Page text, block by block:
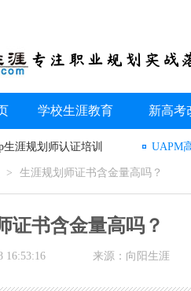
学校生涯教育 新高考
生涯规划师认证培训 UAPM
> 生涯规划师证书含金量高吗？
证书含金量高吗？
16:53:16 来源：向阳生涯